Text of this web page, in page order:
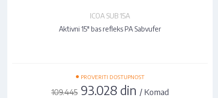
ICOA SUB 15A
Aktivni 15" bas refleks PA Sabvufer
• PROVERITI DOSTUPNOST
109.445 93.028 din / Komad